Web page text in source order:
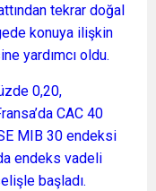
tekrar doğal
konuya ilişkin
yardımcı oldu.
0,20,
CAC 40
MIB 30 endeksi
endeks vadeli
başladı.